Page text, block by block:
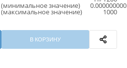
значение)
значение) 1000
В КОРЗИНУ